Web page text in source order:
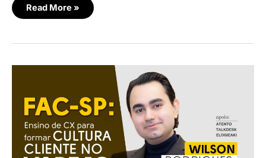
Read More »
CX
para
formar
cultura
cliente
no
varejo